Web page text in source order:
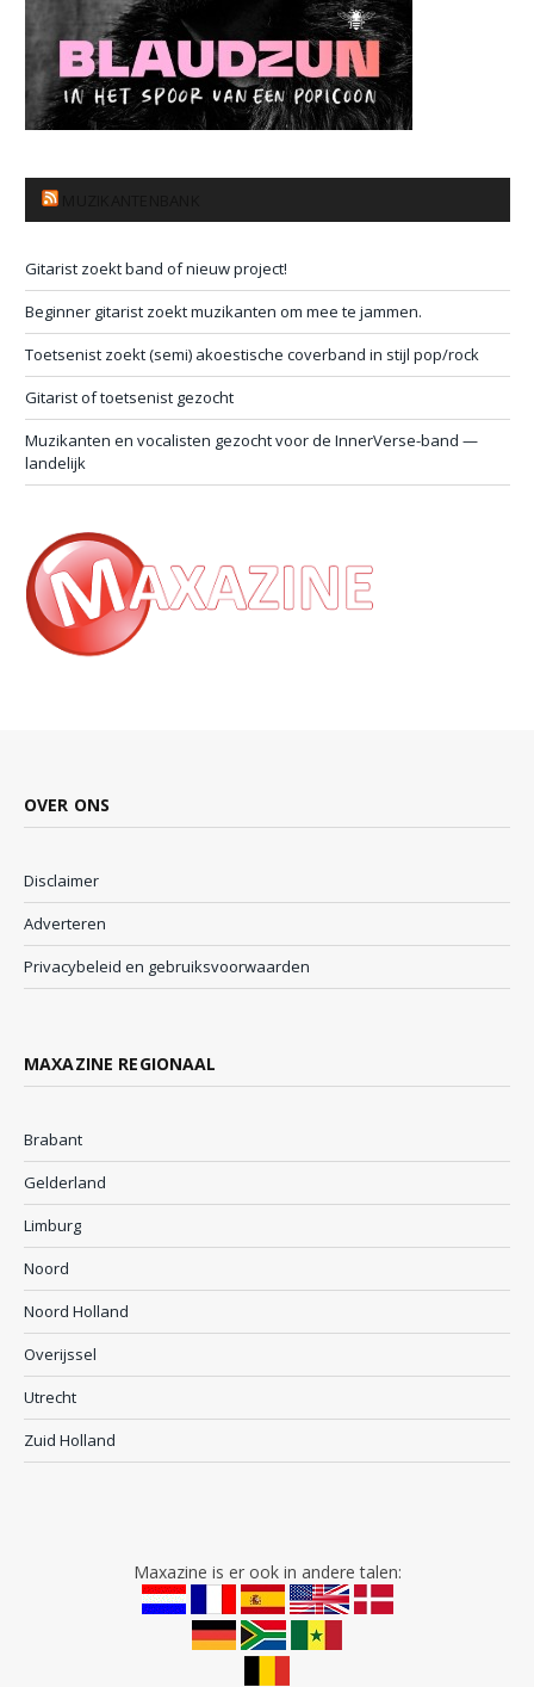
Gitarist zoekt band of nieuw project!
Beginner gitarist zoekt muzikanten om mee te jammen.
Toetsenist zoekt (semi) akoestische coverband in stijl pop/rock
Gitarist of toetsenist gezocht
Muzikanten en vocalisten gezocht voor de InnerVerse-band —
landelijk
OVER ONS
Disclaimer
Adverteren
Privacybeleid en gebruiksvoorwaarden
MAXAZINE REGIONAAL
Brabant
Gelderland
Limburg
Noord
Noord Holland
Overijssel
Utrecht
Zuid Holland
Maxazine is er ook in andere talen: